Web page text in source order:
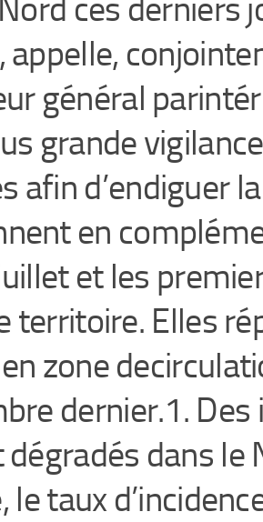
ces derniers
appelle,
général
grande
afin d’endiguer
en
et les
territoire. Elles
zone
dernier.1.
dans le
taux